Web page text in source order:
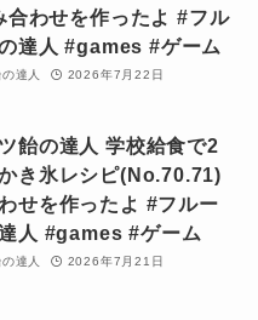
合わせを作ったよ #フル
達人 #games #ゲーム
達人 2026年7月22日
飴の達人 学校給食で2
き氷レシピ(No.70.71)
せを作ったよ #フルー
人 #games #ゲーム
達人 2026年7月21日